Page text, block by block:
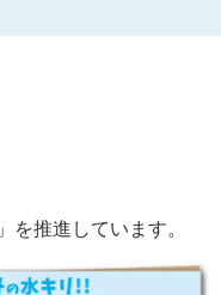
推進しています。